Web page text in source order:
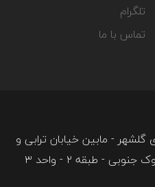
تلگرام
تماس با ما
- کرج - ۴۵ متری گلشهر - مابین خیابان ترابی و
- طبقه ۲ - واحد ۳